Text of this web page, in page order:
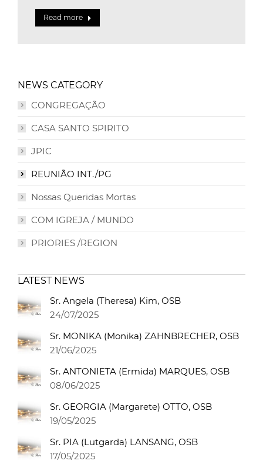
Read more
NEWS CATEGORY
CONGREGAÇÃO
CASA SANTO SPIRITO
JPIC
REUNIÃO INT./PG
Nossas Queridas Mortas
COM IGREJA / MUNDO
PRIORIES /REGION
LATEST NEWS
Sr. Angela (Theresa) Kim, OSB
24/07/2025
Sr. MONIKA (Monika) ZAHNBRECHER, OSB
21/06/2025
Sr. ANTONIETA (Ermida) MARQUES, OSB
08/06/2025
Sr. GEORGIA (Margarete) OTTO, OSB
19/05/2025
Sr. PIA (Lutgarda) LANSANG, OSB
17/05/2025